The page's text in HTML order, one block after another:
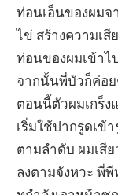
ท่อนเอ็นของผมจ
ไข่ สร้างความเ
ท่อนของผมเข้าไ
จากนั้นพี่บัวก็ค่อย
ตอนนี้ตัวผมเกร็ง
เริ่มใช้ปากรูดเข้
ตามลำดับ ผมเสี
ลงตามจังหวะ พี่